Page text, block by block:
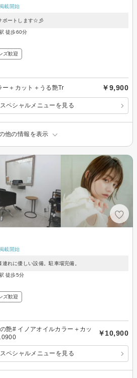
載開始
ポートします☆彡
徒歩60分
ズ歓迎
ー＋カット＋うる艶Tr ￥9,900
ペシャルメニューを見る
他の情報を表示
載開始
れに優しい設備。駐車場完備。
徒歩5分
ズ歓迎
艶# イノアオイルカラー＋カッ
￥10,900
ペシャルメニューを見る